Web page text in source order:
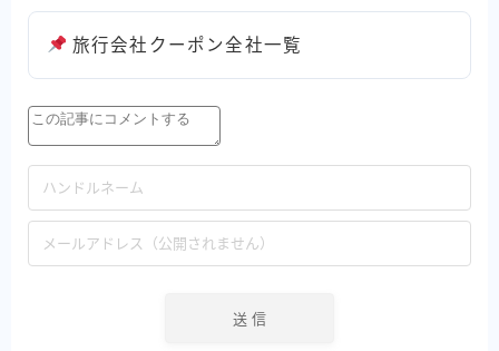
旅行会社クーポン全社一覧